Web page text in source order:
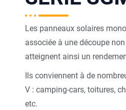
Les panneaux solaires
associée à une découpe
atteignent ainsi un
Ils conviennent à de
V : camping-cars, toitures,
etc.